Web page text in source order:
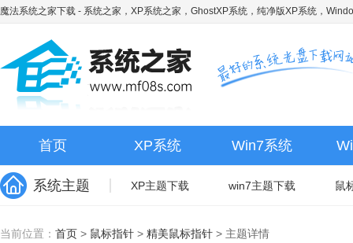
魔法系统之家下载 - 系统之家，XP系统之家，GhostXP系统，纯净版XP系统，
首页 XP系统 Win7系统
系统主题 XP主题下载 win7主题下载 鼠
当前位置： 首页 > 鼠标指针 > 精美鼠标指针 > 主题详情